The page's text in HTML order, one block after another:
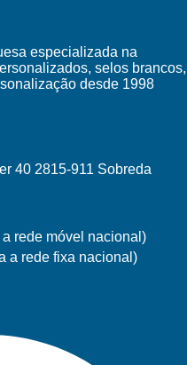
especializada na
selos brancos,
desde 1998
40 2815-911 Sobreda
rede móvel nacional)
a rede fixa nacional)